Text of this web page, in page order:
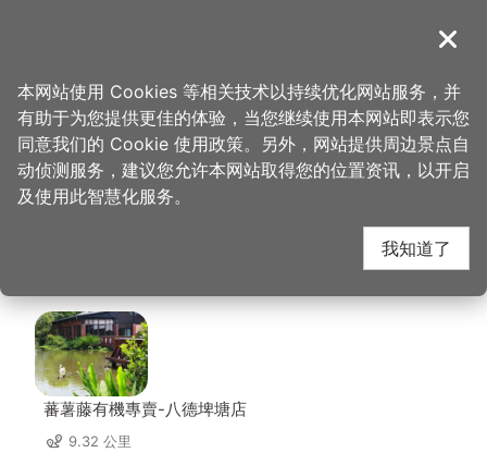
導覽
首页 > 想去的地方 > 美食、购物 > 巧工坊 幸福手作
巧工坊 幸福手作 周边
店家
蕃薯藤有機專賣-八德埤塘店
9.32 公里
关闭
本网站使用 Cookies 等相关技术以持续优化网站服务，并
有助于为您提供更佳的体验，当您继续使用本网站即表示您
同意我们的 Cookie 使用政策。另外，网站提供周边景点自
动侦测服务，建议您允许本网站取得您的位置资讯，以开启
及使用此智慧化服务。
我知道了